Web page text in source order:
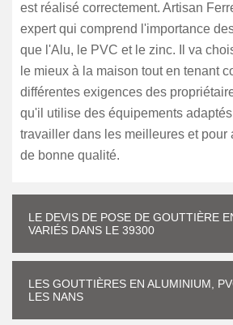
est réalisé correctement. Artisan
expert qui comprend l'importance
que l'Alu, le PVC et le zinc. Il va
le mieux à la maison tout en tenant
différentes exigences des
qu'il utilise des équipements
travailler dans les meilleures et pour
de bonne qualité.
LE DEVIS DE POSE DE GOUTTIÈRE
VARIÉS DANS LE 39300
LES GOUTTIÈRES EN ALUMINIUM,
LES NANS